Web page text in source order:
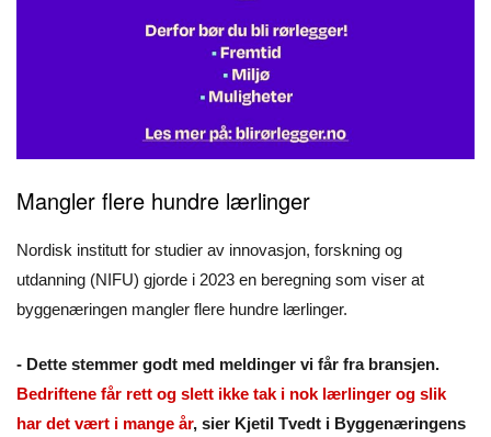
Mangler flere hundre lærlinger
Nordisk institutt for studier av innovasjon, forskning og
utdanning (NIFU) gjorde i 2023 en beregning som viser at
byggenæringen mangler flere hundre lærlinger.
- Dette stemmer godt med meldinger vi får fra bransjen.
Bedriftene får rett og slett ikke tak i nok lærlinger og slik
har det vært i mange år, sier Kjetil Tvedt i Byggenæringens